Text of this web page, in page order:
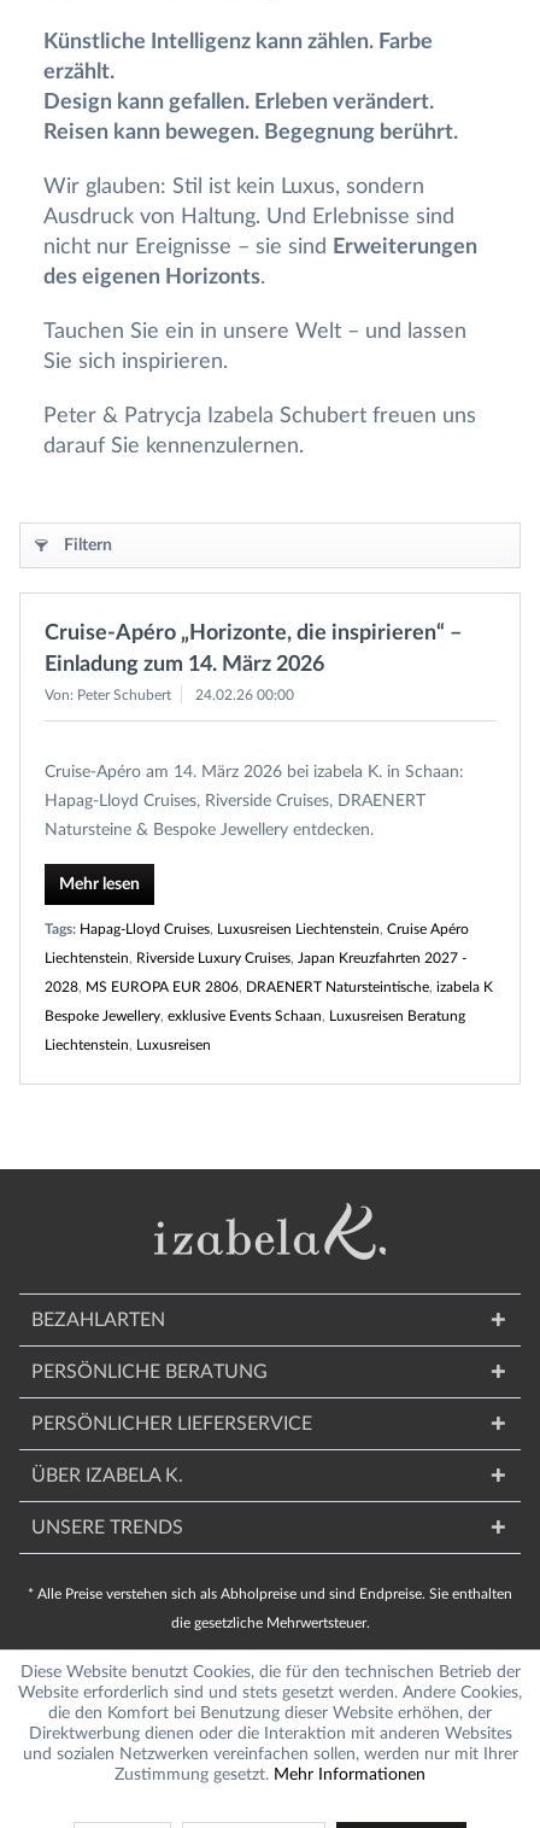
Künstliche Intelligenz kann zählen. Farbe
erzählt.
Design kann gefallen. Erleben verändert.
Reisen kann bewegen. Begegnung berührt.
Wir glauben: Stil ist kein Luxus, sondern
Ausdruck von Haltung. Und Erlebnisse sind
nicht nur Ereignisse – sie sind
Erweiterungen
des eigenen Horizonts.
Tauchen Sie ein in unsere Welt – und lassen
Sie sich inspirieren.
Peter & Patrycja Izabela Schubert freuen uns
darauf Sie kennenzulernen.
Filtern
Cruise‑Apéro „Horizonte, die inspirieren“ –
Einladung zum 14. März 2026
Von: Peter Schubert 24.02.26 00:00
Cruise‑Apéro am 14. März 2026 bei izabela K. in Schaan:
Hapag‑Lloyd Cruises, Riverside Cruises, DRAENERT
Natursteine & Bespoke Jewellery entdecken.
Mehr lesen
Tags: Hapag‑Lloyd Cruises, Luxusreisen Liechtenstein, Cruise Apéro
Liechtenstein, Riverside Luxury Cruises, Japan Kreuzfahrten 2027 -
2028, MS EUROPA EUR 2806, DRAENERT Natursteintische, izabela K
Bespoke Jewellery, exklusive Events Schaan, Luxusreisen Beratung
Liechtenstein, Luxusreisen
BEZAHLARTEN
PERSÖNLICHE BERATUNG
PERSÖNLICHER LIEFERSERVICE
ÜBER IZABELA K.
UNSERE TRENDS
* Alle Preise verstehen sich als Abholpreise und sind Endpreise. Sie enthalten
die gesetzliche Mehrwertsteuer.
Diese Website benutzt Cookies, die für den technischen Betrieb der
Website erforderlich sind und stets gesetzt werden. Andere Cookies,
die den Komfort bei Benutzung dieser Website erhöhen, der
Direktwerbung dienen oder die Interaktion mit anderen Websites
und sozialen Netzwerken vereinfachen sollen, werden nur mit Ihrer
Zustimmung gesetzt. Mehr Informationen